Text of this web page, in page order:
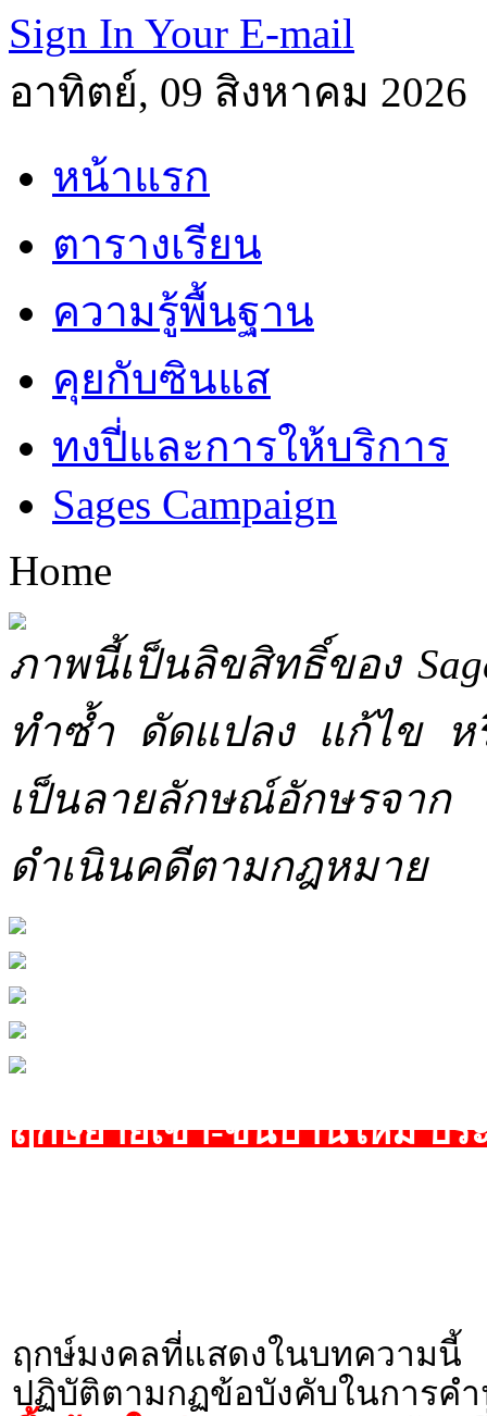
Sign In Your E-mail
อาทิตย์, 09 สิงหาคม 2026
หน้าแรก
ตารางเรียน
ความรู้พื้นฐาน
คุยกับซินแส
ทงปี่และการให้บริการ
Sages Campaign
Home
ภาพนี้เป็นลิขสิทธิ์ของ
ทำซ้ำ ดัดแปลง แก้ไข ห
เป็นลายลักษณ์อักษรจาก
ดำเนินคดีตามกฎหมาย
ฤกษ์ย้ายเข้า-ขึ้นบ้านใหม่ ปร
ฤกษ์มงคลที่แสดงในบทความ
ปฏิบัติตามกฏข้อบังคับในการ